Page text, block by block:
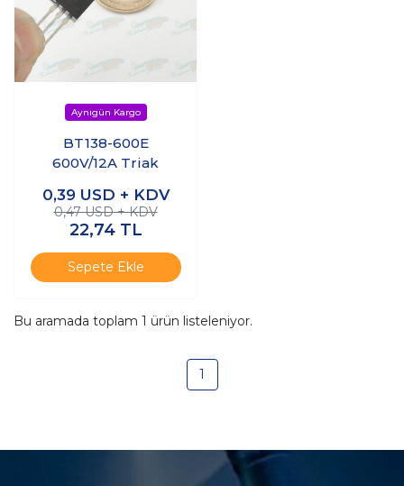
BT138-600E
600V/12A Triak
0,39 USD + KDV
0,47 USD + KDV
22,74 TL
Sepete Ekle
Bu aramada toplam 1 ürün listeleniyor.
1